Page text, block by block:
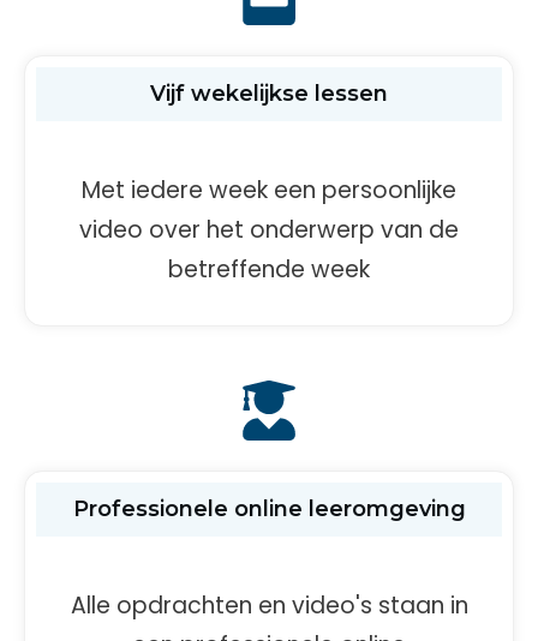
Vijf wekelijkse lessen
Met iedere week een persoonlijke
video over het onderwerp van de
betreffende week
Professionele online leeromgeving
Alle opdrachten en video's staan in